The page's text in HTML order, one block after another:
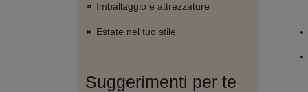
Imballaggio e attrezzature
Estate nel tuo stile
Suggerimenti per te